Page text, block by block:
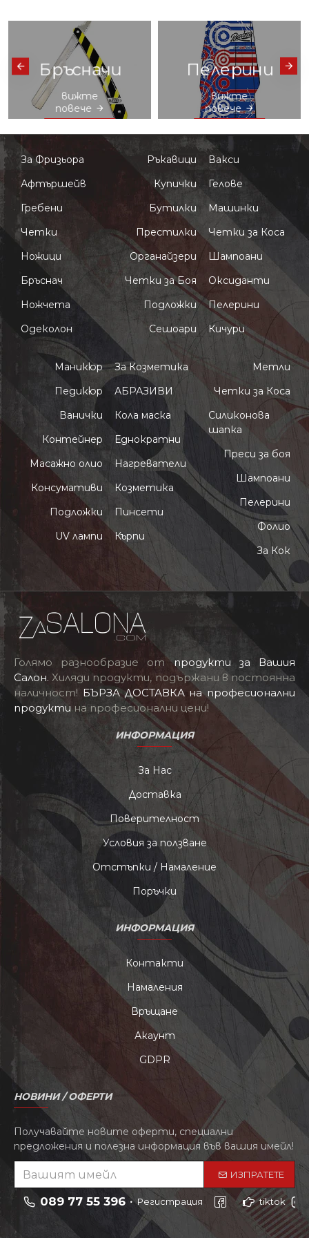
Ножици
вижте
повече
Престилки
вижте
повече
За Фризьора
Афтършейв
Гребени
Четки
Ножици
Бръснач
Ножчета
Одеколон
Ръкавици
Купички
Бутилки
Престилки
Органайзери
Четки за Боя
Подложки
Сешоари
Вакси
Гелове
Машинки
Четки за Коса
Шампоани
Оксиданти
Пелерини
Кичури
Маникюр
Педикюр
Ванички
Контейнер
Масажно олио
Консумативи
Подложки
UV лампи
За Козметика
АБРАЗИВИ
Кола маска
Еднократни
Нагреватели
Козметика
Пинсети
Кърпи
Метли
Четки за Коса
Силиконова
шапка
Преси за боя
Шампоани
Пелерини
Фолио
За Кок
Голямо разнообразие отпродукти за Вашия
Салон.Хиляди продукти, подържани в постоянна
наличност! БЪРЗА ДОСТАВКА на професионални
продукти на професионални цени!
ИНФОРМАЦИЯ
За Нас
Доставка
Поверителност
Условия за ползване
Отстъпки / Намаление
Поръчки
ИНФОРМАЦИЯ
Контакти
Намаления
Връщане
Акаунт
GDPR
НОВИНИ / ОФЕРТИ
Получавайте новите оферти, специални
предложения и полезна информация във вашия имейл!
ИЗПРАТЕТЕ
089 77 55 396 Регистрация tiktok